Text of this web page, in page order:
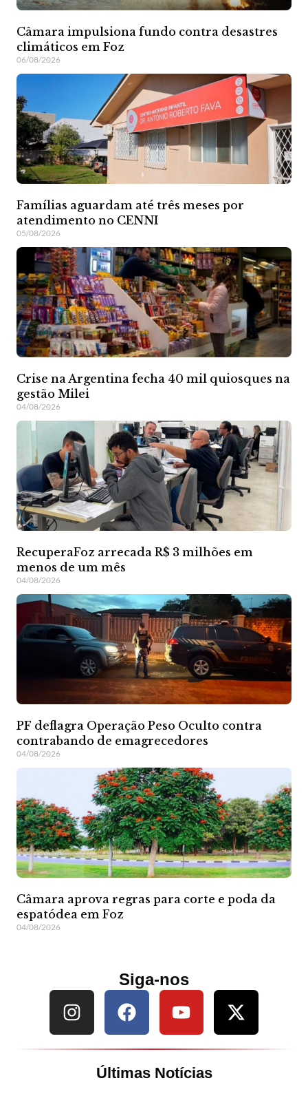
Câmara impulsiona fundo contra desastres
climáticos em Foz
06/08/2026
Famílias aguardam até três meses por
atendimento no CENNI
05/08/2026
Crise na Argentina fecha 40 mil quiosques na
gestão Milei
04/08/2026
RecuperaFoz arrecada R$ 3 milhões em
menos de um mês
04/08/2026
PF deflagra Operação Peso Oculto contra
contrabando de emagrecedores
04/08/2026
Câmara aprova regras para corte e poda da
espatódea em Foz
04/08/2026
Siga-nos
Últimas Notícias